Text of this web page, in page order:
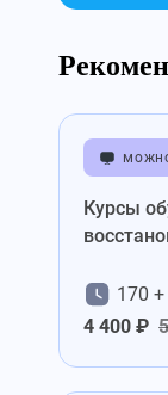
Курсы
4 400 ₽